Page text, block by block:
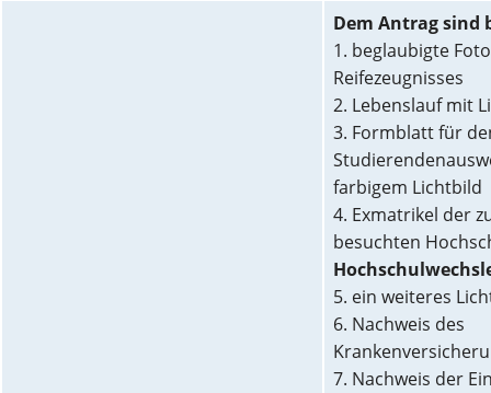
Dem Antrag sind
1. beglaubigte
Reifezeugnisses
2. Lebenslauf mit
3. Formblatt für
farbigem Lichtbild
4. Exmatrikel der
besuchten
5. ein weiteres
6. Nachweis des
7. Nachweis der